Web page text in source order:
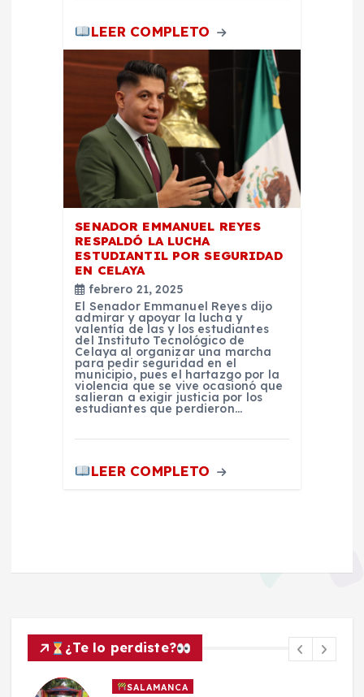
LEER COMPLETO
SENADOR EMMANUEL REYES
RESPALDÓ LA LUCHA
ESTUDIANTIL POR SEGURIDAD
EN CELAYA
febrero 21, 2025
El Senador Emmanuel Reyes dijo
admirar y apoyar la lucha y
valentía de las y los estudiantes
del Instituto Tecnológico de
Celaya al organizar una marcha
para pedir seguridad en el
municipio, pues el hartazgo por la
violencia que se vive ocasionó que
salieran a exigir justicia por los
estudiantes que perdieron…
LEER COMPLETO
¿Te lo perdiste?
SALAMANCA